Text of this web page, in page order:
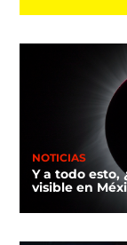
NOTICIAS
Y a todo esto,
visible en